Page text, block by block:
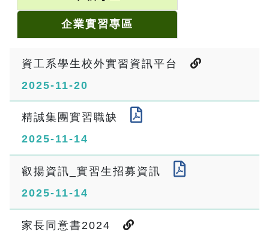
企業實習專區
資工系學生校外實習資訊平台
2025-11-20
精誠集團實習職缺
2025-11-14
叡揚資訊_實習生招募資訊
2025-11-14
家長同意書2024